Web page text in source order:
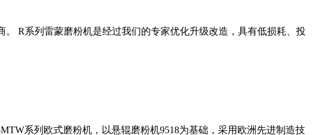
R系列雷蒙磨粉机是经过我们的专家优化升级改造，具有低损耗、投
系列欧式磨粉机，以悬辊磨粉机9518为基础，采用欧洲先进制造技